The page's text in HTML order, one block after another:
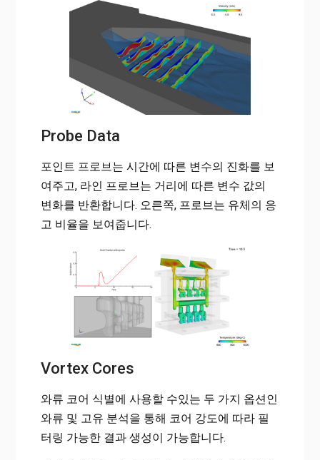
Probe Data
포인트 프로브는 시간에 따른 변수의 진화를 보
여주고, 라인 프로브는 거리에 따른 변수 값의
변화를 반환합니다. 오른쪽, 프로브는 유체의 응
고 비율을 보여줍니다.
Vortex Cores
와류 코어 식별에 사용할 수있는 두 가지 옵션인
와류 및 고유 분석을 통해 코어 강도에 따라 필
터링 가능한 결과 생성이 가능합니다.